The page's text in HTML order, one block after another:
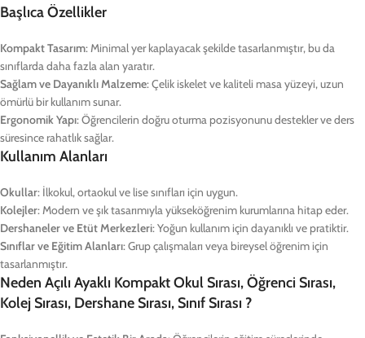
Başlıca Özellikler
Kompakt Tasarım: Minimal yer kaplayacak şekilde tasarlanmıştır, bu da
sınıflarda daha fazla alan yaratır.
Sağlam ve Dayanıklı Malzeme: Çelik iskelet ve kaliteli masa yüzeyi, uzun
ömürlü bir kullanım sunar.
Ergonomik Yapı: Öğrencilerin doğru oturma pozisyonunu destekler ve ders
süresince rahatlık sağlar.
Kullanım Alanları
Okullar: İlkokul, ortaokul ve lise sınıfları için uygun.
Kolejler: Modern ve şık tasarımıyla yükseköğrenim kurumlarına hitap eder.
Dershaneler ve Etüt Merkezleri: Yoğun kullanım için dayanıklı ve pratiktir.
Sınıflar ve Eğitim Alanları: Grup çalışmaları veya bireysel öğrenim için
tasarlanmıştır.
Neden Açılı Ayaklı Kompakt Okul Sırası, Öğrenci Sırası,
Kolej Sırası, Dershane Sırası, Sınıf Sırası ?